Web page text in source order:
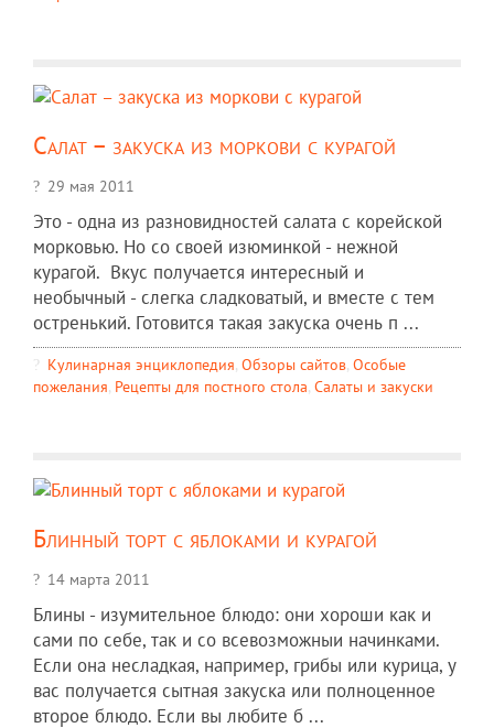
Салат – закуска из моркови с курагой
29 мая 2011
Это - одна из разновидностей салата с корейской
морковью. Но со своей изюминкой - нежной
курагой. Вкус получается интересный и
необычный - слегка сладковатый, и вместе с тем
остренький. Готовится такая закуска очень п ...
Кулинарная энциклопедия, Обзоры сайтов, Особые
пожелания, Рецепты для постного стола, Салаты и закуски
Блинный торт с яблоками и курагой
14 марта 2011
Блины - изумительное блюдо: они хороши как и
сами по себе, так и со всевозможныи начинками.
Если она несладкая, например, грибы или курица, у
вас получается сытная закуска или полноценное
второе блюдо. Если вы любите б ...